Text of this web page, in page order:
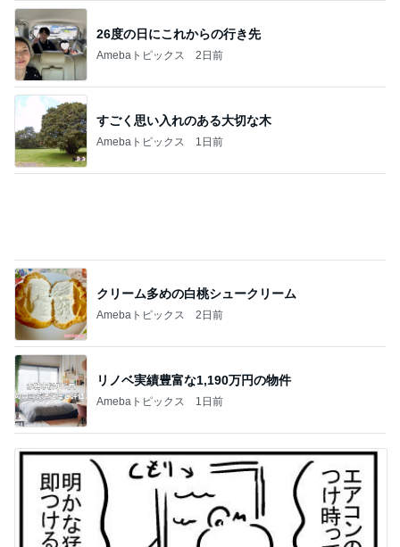
26度の日にこれからの行き先
Amebaトピックス 2日前
すごく思い入れのある大切な木
Amebaトピックス 1日前
リノベ実績豊富な1,190万円の物件
Amebaトピックス 1日前